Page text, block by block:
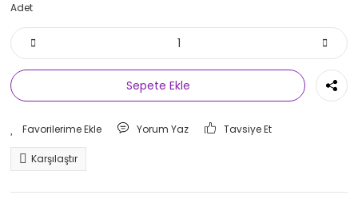
Adet
Sepete Ekle
Yorum Yaz Tavsiye Et
Karşılaştır